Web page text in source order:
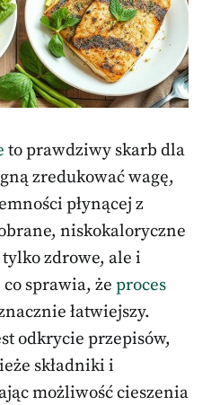
to prawdziwy skarb dla
zredukować wagę,
płynącej z
niskokaloryczne
zdrowe, ale i
sprawia, że proces
łatwiejszy.
odkrycie przepisów,
składniki i
możliwość cieszenia